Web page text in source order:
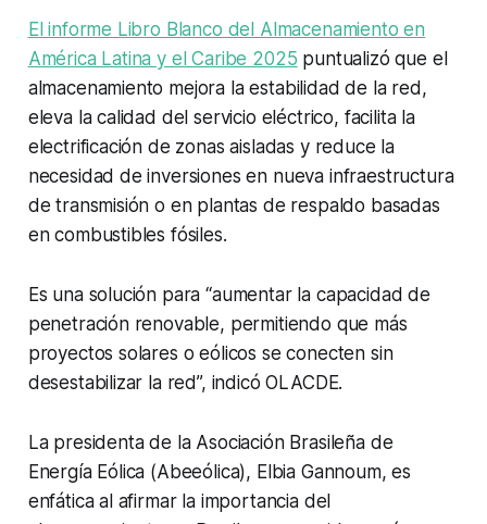
El informe Libro Blanco del Almacenamiento en
América Latina y el Caribe 2025 puntualizó que el
almacenamiento mejora la estabilidad de la red,
eleva la calidad del servicio eléctrico, facilita la
electrificación de zonas aisladas y reduce la
necesidad de inversiones en nueva infraestructura
de transmisión o en plantas de respaldo basadas
en combustibles fósiles.
Es una solución para “aumentar la capacidad de
penetración renovable, permitiendo que más
proyectos solares o eólicos se conecten sin
desestabilizar la red”, indicó OLACDE.
La presidenta de la Asociación Brasileña de
Energía Eólica (Abeeólica), Elbia Gannoum, es
enfática al afirmar la importancia del